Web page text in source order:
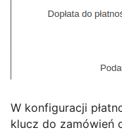
W konfiguracji
klucz do zamówień